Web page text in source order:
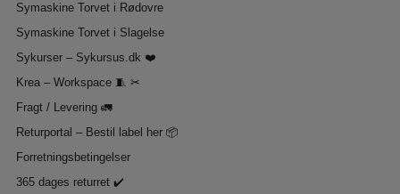
Symaskine Torvet i Rødovre
Symaskine Torvet i Slagelse
Sykurser – Sykursus.dk ❤️
Krea – Workspace 🧵 ✂
Fragt / Levering 🚛
Returportal – Bestil label her 📦
Forretningsbetingelser
365 dages returret ✔️